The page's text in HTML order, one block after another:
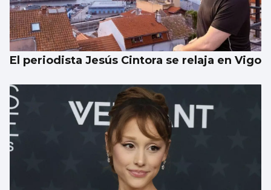
El periodista Jesús Cintora se relaja en Vigo